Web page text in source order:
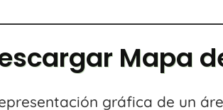
Mapa
gráfica de un